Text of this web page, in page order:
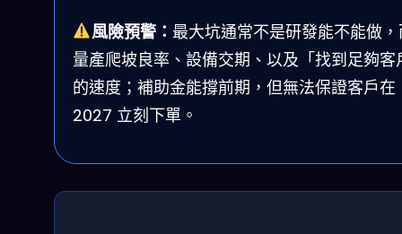
風險預警： 最大坑通常不是研發能不能做
量產爬坡良率、設備交期、以及「找到足夠客
的速度；補助金能撐前期，但無法保證客戶在
2027 立刻下單。